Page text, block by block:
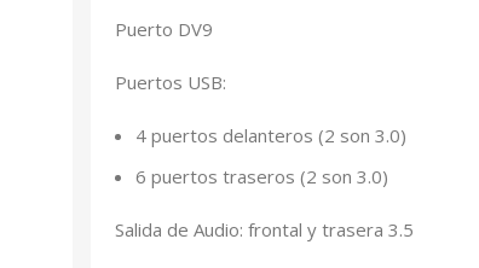
Puerto DV9
Puertos USB:
4 puertos delanteros (2 son 3.0)
6 puertos traseros (2 son 3.0)
Salida de Audio: frontal y trasera 3.5